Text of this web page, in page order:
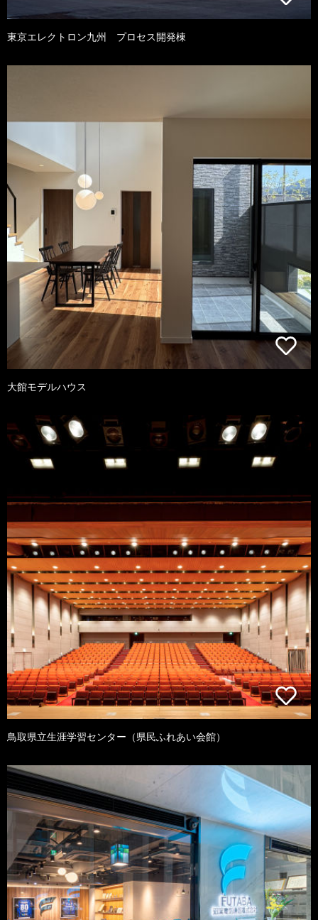
東京エレクトロン九州 プロセス開発棟
大館モデルハウス
鳥取県立生涯学習センター（県民ふれあい会館）